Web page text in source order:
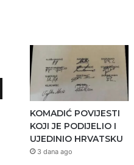
KOMADIĆ POVIJESTI
KOJI JE PODIJELIO I
UJEDINIO HRVATSKU
3 dana ago